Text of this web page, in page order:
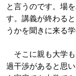
と言うのです。場
す。講義が終わる
うかを聞きに来る学
そこに親も大学も
過干渉があると思